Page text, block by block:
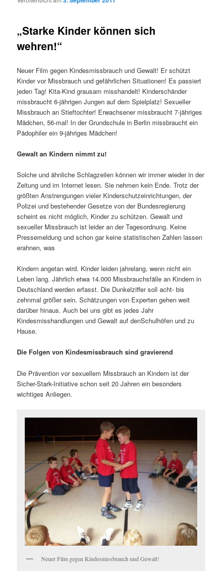
„Starke Kinder können sich
wehren!“
Neuer Film gegen Kindesmissbrauch und Gewalt! Er schützt
Kinder vor Missbrauch und gefährlichen Situationen! Es passiert
jeden Tag! Kita-Kind grausam misshandelt! Kinderschänder
missbraucht 6-jährigen Jungen auf dem Spielplatz! Sexueller
Missbrauch an Stieftochter! Erwachsener missbraucht 7-jähriges
Mädchen, 56-mal! In der Grundschule in Berlin missbraucht ein
Pädophiler ein 9-jähriges Mädchen!
Gewalt an Kindern nimmt zu!
Solche und ähnliche Schlagzeilen können wir immer wieder in der
Zeitung und im Internet lesen. Sie nehmen kein Ende. Trotz der
größten Anstrengungen vieler Kinderschutzeinrichtungen, der
Polizei und bestehender Gesetze von der Bundesregierung
scheint es nicht möglich, Kinder zu schützen. Gewalt und
sexueller Missbrauch ist leider an der Tagesordnung. Keine
Pressemeldung und schon gar keine statistischen Zahlen lassen
erahnen, was
Kindern angetan wird. Kinder leiden jahrelang, wenn nicht ein
Leben lang. Jährlich etwa 14.000 Missbrauchsfälle an Kindern in
Deutschland werden erfasst. Die Dunkelziffer soll acht- bis
zehnmal größer sein. Schätzungen von Experten gehen weit
darüber hinaus. Auch bei uns gibt es jedes Jahr
Kindesmisshandlungen und Gewalt auf denSchulhöfen und zu
Hause.
Die Folgen von Kindesmissbrauch sind gravierend
Die Prävention vor sexuellem Missbrauch an Kindern ist der
Sicher-Stark-Initiative schon seit 20 Jahren ein besonders
wichtiges Anliegen.
Neuer Film gegen Kindesmissbrauch und Gewalt!